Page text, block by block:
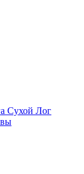
Сухой Лог